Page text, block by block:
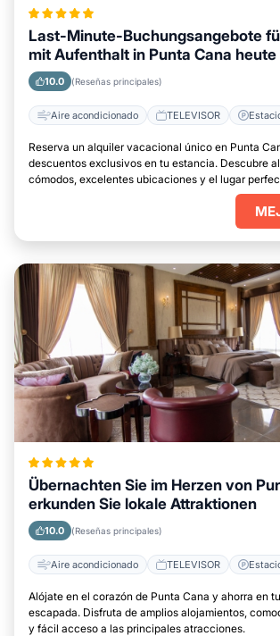
Last-Minute-Buchungsangebote
mit Aufenthalt in Punta Cana
10.0 (Reseñas principales)
Aire acondicionado TELEVISOR
Reserva un alquiler vacacional único en Punta
descuentos exclusivos en tu estancia. Descubre
cómodos, excelentes ubicaciones y el lugar
Übernachten Sie im Herzen von
erkunden Sie lokale Attraktionen
10.0 (Reseñas principales)
Aire acondicionado TELEVISOR
Alójate en el corazón de Punta Cana y ahorra en
escapada. Disfruta de amplios alojamientos,
y fácil acceso a las principales atracciones.